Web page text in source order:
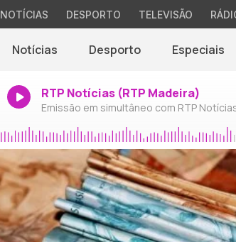
NOTÍCIAS DESPORTO TELEVISÃO
Notícias Desporto Especiais
RTP Notícias (RTP Madeira)
Emissão em simultâneo com RTP